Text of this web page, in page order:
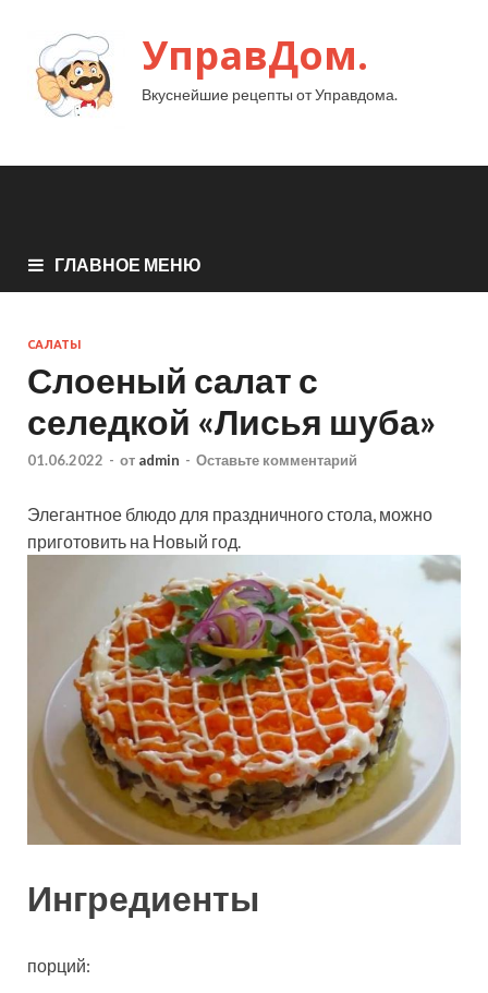
УправДом.
Вкуснейшие рецепты от Управдома.
ГЛАВНОЕ МЕНЮ
САЛАТЫ
Слоеный салат с
селедкой «Лисья шуба»
01.06.2022 - от admin - Оставьте комментарий
Элегантное блюдо для праздничного стола, можно
приготовить на Новый год.
Ингредиенты
порций: